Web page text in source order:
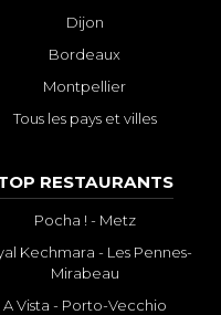
Dijon
Bordeaux
Montpellier
Tous les pays et villes
RESTAURANTS
Pocha ! - Metz
Kechmara - Les Pennes-
Mirabeau
A Vista - Porto-Vecchio